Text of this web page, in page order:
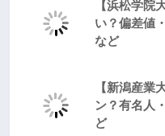
【浜松学院
い？偏差値
など
【新潟産業
ン？有名人
ど